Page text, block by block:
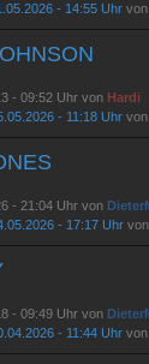
- 14:55 Uhr von
- 09:52 Uhr von Hardi
- 11:18 Uhr von
- 21:04 Uhr von
- 17:17 Uhr
- 09:49 Uhr von
- 11:44 Uhr von